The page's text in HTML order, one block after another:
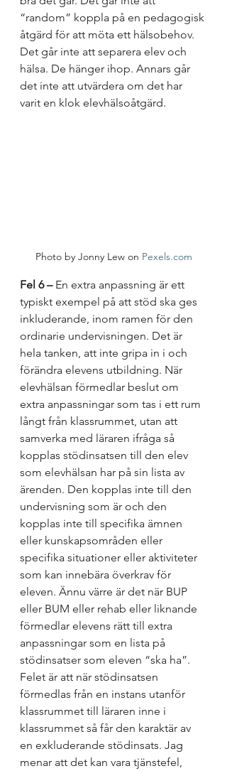
“random” koppla på en pedagogisk
åtgärd för att möta ett hälsobehov.
Det går inte att separera elev och
hälsa. De hänger ihop. Annars går
det inte att utvärdera om det har
varit en klok elevhälsoåtgärd.
Photo by Jonny Lew on Pexels.com
Fel 6 – En extra anpassning är ett
typiskt exempel på att stöd ska ges
inkluderande, inom ramen för den
ordinarie undervisningen. Det är
hela tanken, att inte gripa in i och
förändra elevens utbildning. När
elevhälsan förmedlar beslut om
extra anpassningar som tas i ett rum
långt från klassrummet, utan att
samverka med läraren ifråga så
kopplas stödinsatsen till den elev
som elevhälsan har på sin lista av
ärenden. Den kopplas inte till den
undervisning som är och den
kopplas inte till specifika ämnen
eller kunskapsområden eller
specifika situationer eller aktiviteter
som kan innebära överkrav för
eleven. Ännu värre är det när BUP
eller BUM eller rehab eller liknande
förmedlar elevens rätt till extra
anpassningar som en lista på
stödinsatser som eleven “ska ha”.
Felet är att när stödinsatsen
förmedlas från en instans utanför
klassrummet till läraren inne i
klassrummet så får den karaktär av
en exkluderande stödinsats. Jag
menar att det kan vara tjänstefel,